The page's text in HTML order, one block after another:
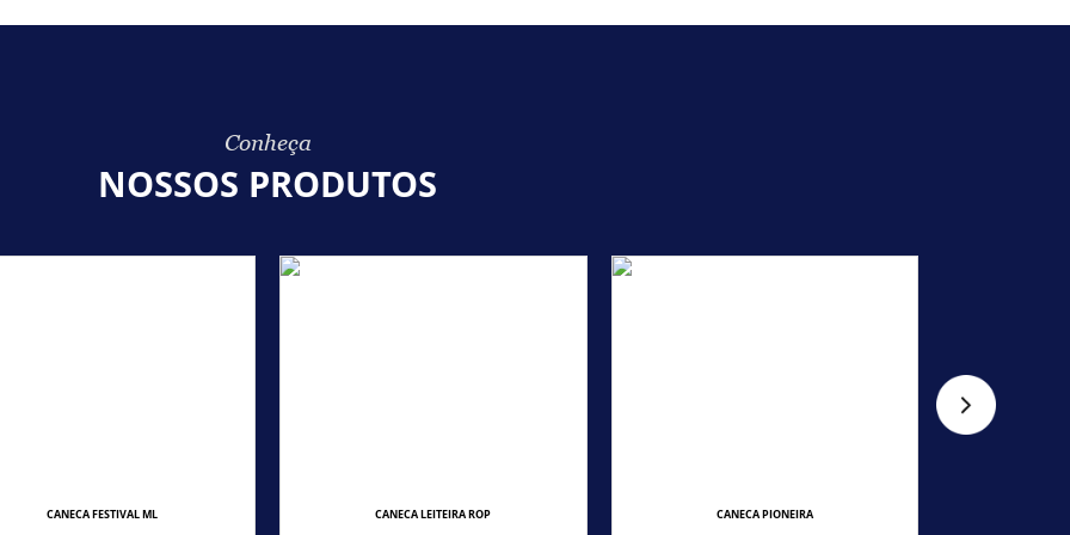
Conheça
NOSSOS PRODUTOS
CANECA FESTIVAL ML CANECA LEITEIRA ROP CANECA PIONEIRA